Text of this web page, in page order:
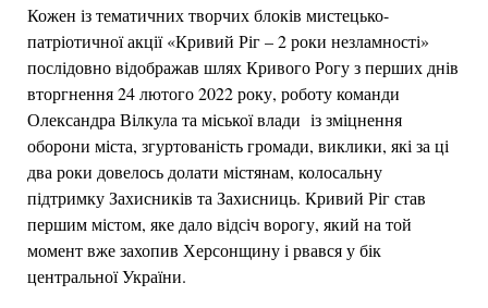
Кожен із тематичних творчих блоків мистецько-
патріотичної акції «Кривий Ріг – 2 роки незламності»
послідовно відображав шлях Кривого Рогу з перших днів
вторгнення 24 лютого 2022 року, роботу команди
Олександра Вілкула та міської влади із зміцнення
оборони міста, згуртованість громади, виклики, які за ці
два роки довелось долати містянам, колосальну
підтримку Захисників та Захисниць. Кривий Ріг став
першим містом, яке дало відсіч ворогу, який на той
момент вже захопив Херсонщину і рвався у бік
центральної України.